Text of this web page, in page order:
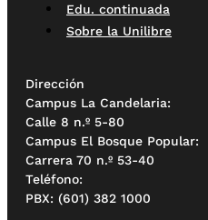
Edu. continuada
Sobre la Unilibre
Dirección
Campus La Candelaria:
Calle 8 n.º 5-80
Campus El Bosque Popular:
Carrera 70 n.º 53-40
Teléfono:
PBX: (601) 382 1000